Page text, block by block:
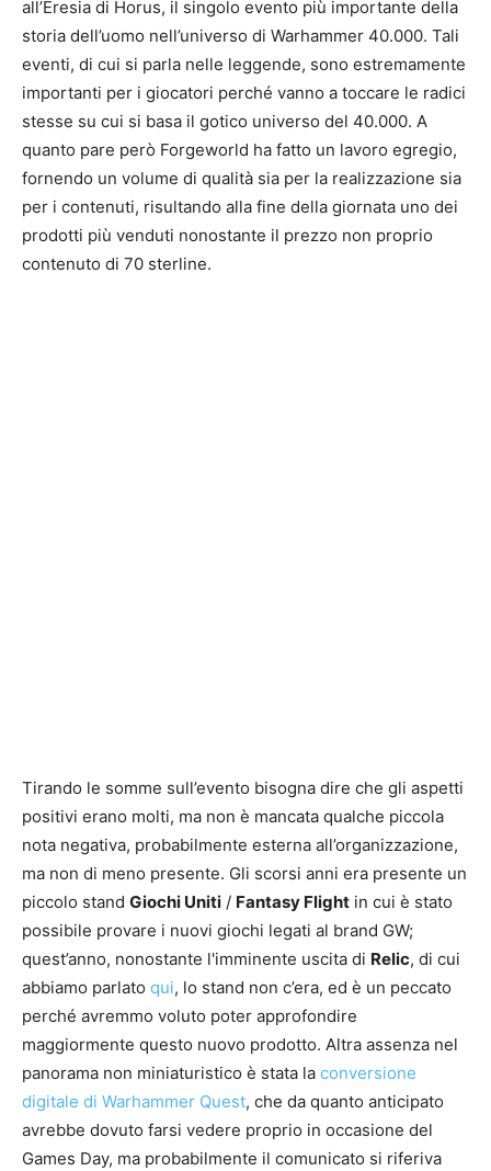
all’Eresia di Horus, il singolo evento più importante della
storia dell’uomo nell’universo di Warhammer 40.000. Tali
eventi, di cui si parla nelle leggende, sono estremamente
importanti per i giocatori perché vanno a toccare le radici
stesse su cui si basa il gotico universo del 40.000. A
quanto pare però Forgeworld ha fatto un lavoro egregio,
fornendo un volume di qualità sia per la realizzazione sia
per i contenuti, risultando alla fine della giornata uno dei
prodotti più venduti nonostante il prezzo non proprio
contenuto di 70 sterline.
Tirando le somme sull’evento bisogna dire che gli aspetti
positivi erano molti, ma non è mancata qualche piccola
nota negativa, probabilmente esterna all’organizzazione,
ma non di meno presente. Gli scorsi anni era presente un
piccolo stand Giochi Uniti / Fantasy Flight in cui è stato
possibile provare i nuovi giochi legati al brand GW;
quest’anno, nonostante l'imminente uscita di Relic, di cui
abbiamo parlato qui, lo stand non c’era, ed è un peccato
perché avremmo voluto poter approfondire
maggiormente questo nuovo prodotto. Altra assenza nel
panorama non miniaturistico è stata la conversione
digitale di Warhammer Quest, che da quanto anticipato
avrebbe dovuto farsi vedere proprio in occasione del
Games Day, ma probabilmente il comunicato si riferiva